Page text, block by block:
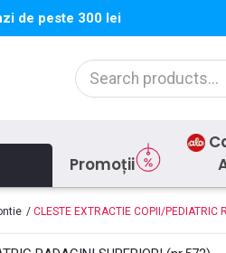
de peste 300 lei
Promoții
CLESTE EXTRACTIE COPII/PEDIATRIC